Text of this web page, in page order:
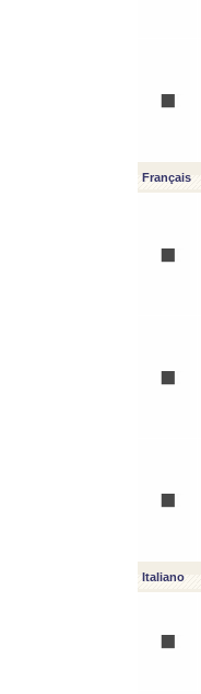
Français
Italiano